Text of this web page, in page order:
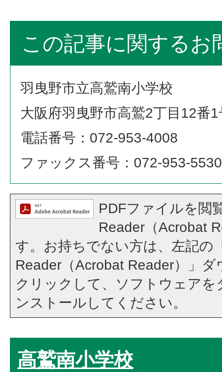
この記事に関するお
羽曳野市立高鷲南小学校
大阪府羽曳野市高鷲2丁目12番1
電話番号：072-953-4008
ファックス番号：072-953-5530
PDFファイルを閲
Reader（Acrobat
す。お持ちでない方は、左記の
Reader（Acrobat Reader）」
クリックして、ソフトウェア
ンストールしてください。
高鷲南小学校